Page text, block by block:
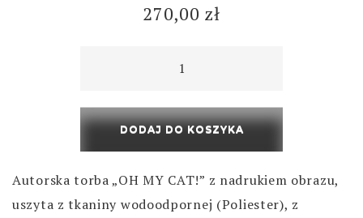
270,00 zł
DODAJ DO KOSZYKA
Autorska torba „OH MY CAT!” z nadrukiem obrazu,
uszyta z tkaniny wodoodpornej (Poliester), z